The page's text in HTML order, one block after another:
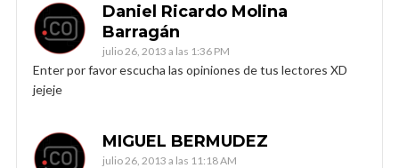
Daniel Ricardo Molina
Barragán
julio 26, 2013 a las 1:36 PM
Enter por favor escucha las opiniones de tus lectores XD
jejeje
MIGUEL BERMUDEZ
julio 26, 2013 a las 11:18 AM